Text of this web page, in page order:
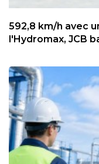
592,8 km/h avec
l'Hydromax, JCB